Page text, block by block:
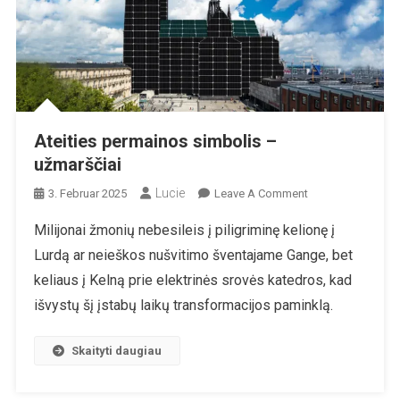
Ateities permainos simbolis –
užmarščiai
3. Februar 2025 Lucie Leave A CommentOn
Permainos
Simbolis
–
Milijonai žmonių nebesileis į piligriminę kelionę į
Lurdą ar neieškos nušvitimo šventajame Gange, bet
keliaus į Kelną prie elektrinės srovės katedros, kad
išvystų šį įstabų laikų transformacijos paminklą.
Skaityti daugiau